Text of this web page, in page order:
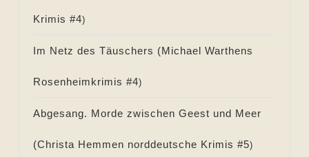
Krimis #4)
Im Netz des Täuschers (Michael Warthens
Rosenheimkrimis #4)
Abgesang. Morde zwischen Geest und Meer
(Christa Hemmen norddeutsche Krimis #5)